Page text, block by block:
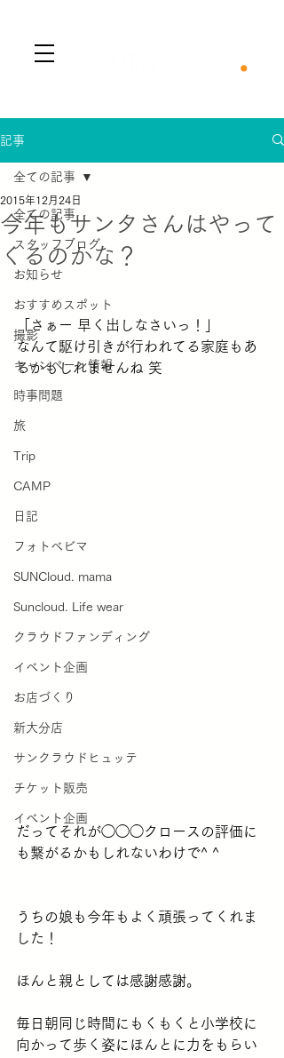
記事
全ての記事
スタッフブログ
お知らせ
おすすめスポット
撮影
キャンペーン情報
時事問題
旅
Trip
CAMP
日記
フォトベビマ
SUNCloud. mama
Suncloud. Life wear
クラウドファンディング
イベント企画
お店づくり
新大分店
サンクラウドヒュッテ
チケット販売
イベント企画
全ての記事
今年もサンタさんはやって
くるのかな？
2015年12月24日
「さぁー 早く出しなさいっ！」
なんて駆け引きが行われてる家庭もあ
るかもしれませんね 笑
だってそれが◯◯◯クロースの評価に
も繋がるかもしれないわけで^ ^
うちの娘も今年もよく頑張ってくれま
した！
ほんと親としては感謝感謝。
毎日朝同じ時間にもくもくと小学校に
向かって歩く姿にほんとに力をもらい